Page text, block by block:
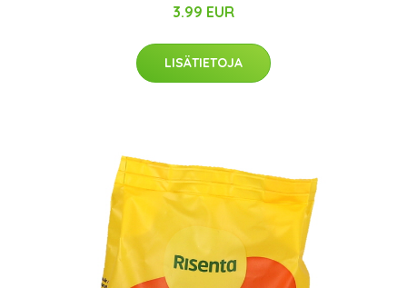
3.99 EUR
LISÄTIETOJA